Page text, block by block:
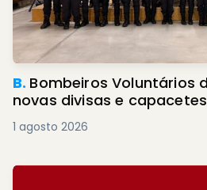
B. Bombeiros Voluntários
novas divisas e capacetes
1 agosto 2026